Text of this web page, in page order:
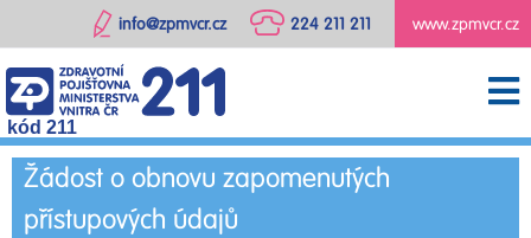
www.zpmvcr.cz
224 211 211
info@zpmvcr.cz
kód 211
Žádost o obnovu zapomenutých
přístupových údajů